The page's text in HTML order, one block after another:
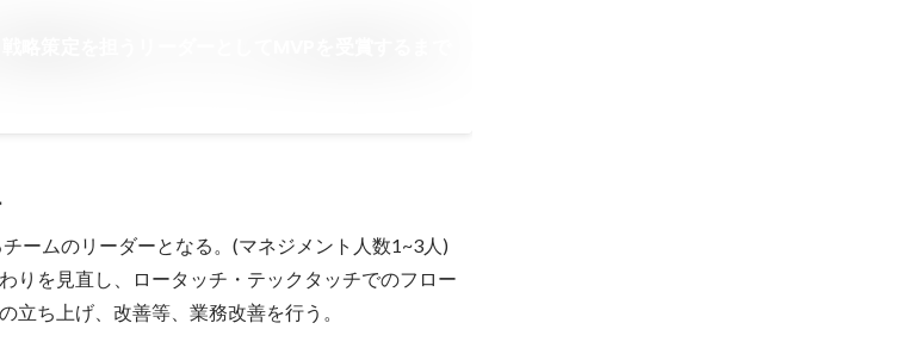
ームのリーダーとなる。(マネジメント人数1~3人)
りを見直し、ロータッチ・テックタッチでのフロー
立ち上げ、改善等、業務改善を行う。